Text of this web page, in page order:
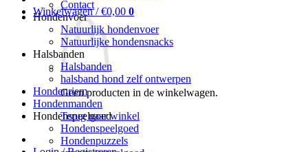
Contact
Hondenvoer
Natuurlijk hondenvoer
Natuurlijke hondensnacks
Halsbanden
Halsbanden
halsband hond zelf ontwerpen
Hondenriem
Hondenmanden
Hondenspeelgoed
Hondenspeelgoed
Hondenpuzzels
Winkelwagen /€0,00 0
Geen producten in de winkelwagen.
Terug naar winkel